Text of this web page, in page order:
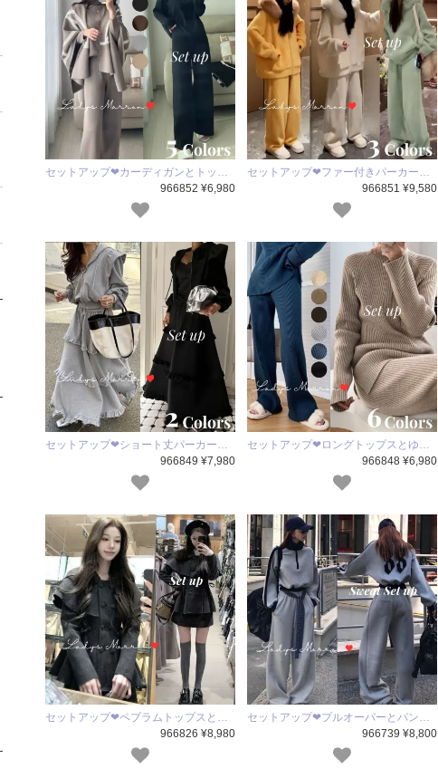
セットアップ❤カーディガンとトッ…
966852 ¥6,980
セットアップ❤ファー付きパーカー…
966851 ¥9,580
セットアップ❤ショート丈パーカー…
966849 ¥7,980
セットアップ❤ロングトップスとゆ…
966848 ¥6,980
セットアップ❤ペプラムトップスと…
966826 ¥8,980
セットアップ❤プルオーバーとパン…
966739 ¥8,800